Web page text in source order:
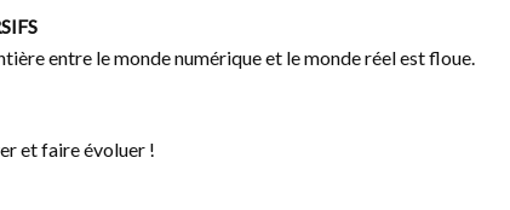
entre le monde numérique et le monde réel est floue.
et faire évoluer !